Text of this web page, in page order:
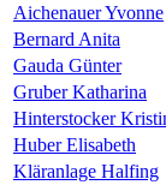
Aichenauer Yvonne
Bernard Anita
Gauda Günter
Gruber Katharina
Hinterstocker
Huber Elisabeth
Kläranlage Halfing